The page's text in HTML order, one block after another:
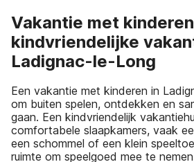
Vakantie met
kindvriendelijke
Ladignac-le-Long
Een vakantie met kinderen in
om buiten spelen, ontdekken en
gaan. Een kindvriendelijk
comfortabele slaapkamers, vaak
een schommel of een klein
ruimte om speelgoed mee te